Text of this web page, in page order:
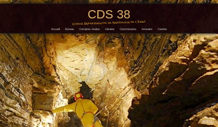
CDS 38
Comité Départemental de Spéléologie de l'Isère
Accueil Bureau Comptes rendus Librairie Commissions Annuaire Cavités